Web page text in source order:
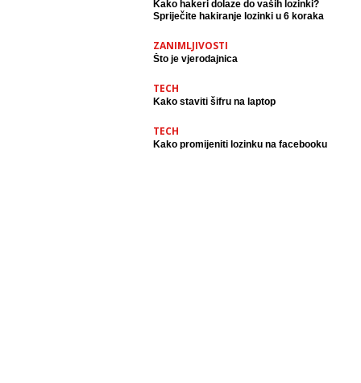
Kako hakeri dolaze do vaših lozinki?
Spriječite hakiranje lozinki u 6 koraka
ZANIMLJIVOSTI
Što je vjerodajnica
TECH
Kako staviti šifru na laptop
TECH
Kako promijeniti lozinku na facebooku